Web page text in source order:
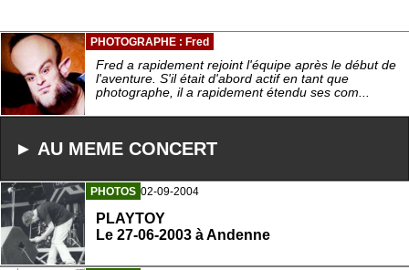
PHOTOGRAPHE : Fred
Fred a rapidement rejoint l'équipe après le début de
l'aventure. S'il était d'abord actif en tant que
photographe, il a rapidement étendu ses com...
► AU MEME CONCERT
PHOTOS 02-09-2004
PLAYTOY
Le 27-06-2003 à Andenne